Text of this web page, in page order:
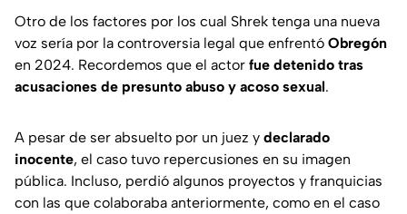
Otro de los factores por los cual Shrek tenga una nueva
voz sería por la controversia legal que enfrentó Obregón
en 2024. Recordemos que el actor fue detenido tras
acusaciones de presunto abuso y acoso sexual.
A pesar de ser absuelto por un juez y declarado
inocente, el caso tuvo repercusiones en su imagen
pública. Incluso, perdió algunos proyectos y franquicias
con las que colaboraba anteriormente, como en el caso